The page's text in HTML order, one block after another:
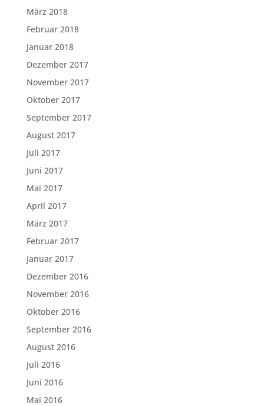
März 2018
Februar 2018
Januar 2018
Dezember 2017
November 2017
Oktober 2017
September 2017
August 2017
Juli 2017
Juni 2017
Mai 2017
April 2017
März 2017
Februar 2017
Januar 2017
Dezember 2016
November 2016
Oktober 2016
September 2016
August 2016
Juli 2016
Juni 2016
Mai 2016